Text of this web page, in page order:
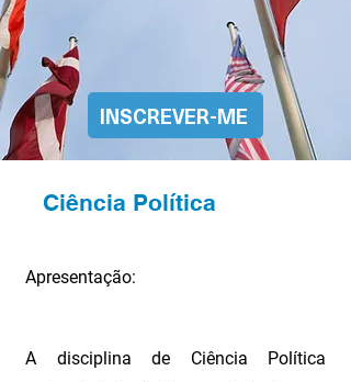
INSCREVER-ME
Ciência Política
Apresentação:
A disciplina de Ciência Política